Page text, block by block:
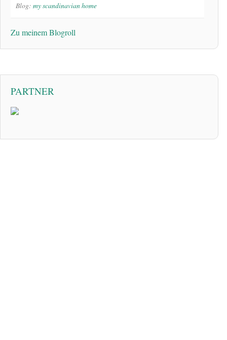
Blog: my scandinavian home
Zu meinem Blogroll
PARTNER